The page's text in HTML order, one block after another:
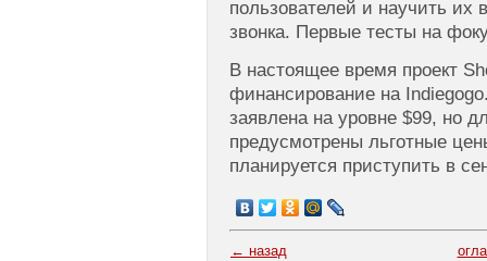
пользователей и научить их
звонка. Первые тесты на
В настоящее время проект
финансирование на
заявлена на уровне $99, но
предусмотрены льготные
планируется приступить в
← назад